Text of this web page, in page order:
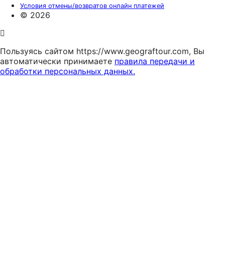
Условия отмены/возвратов онлайн платежей
© 2026
Пользуясь сайтом https://www.geograftour.com, Вы
автоматически принимаете правила передачи и
обработки персональных данных.